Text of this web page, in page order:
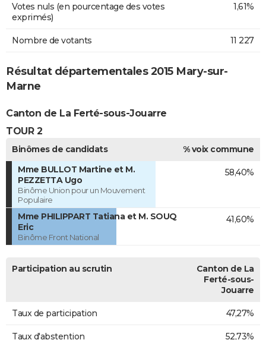
Votes nuls (en pourcentage des votes
exprimés)
1,61%
Nombre de votants 11 227
Résultat départementales 2015 Mary-sur-
Marne
Canton de La Ferté-sous-Jouarre
TOUR 2
Binômes de candidats
% voix commune
Mme BULLOT Martine et M.
PEZZETTA Ugo
Binôme Union pour un Mouvement
Populaire
58,40%
Mme PHILIPPART Tatiana et M. SOUQ
Eric
Binôme Front National
41,60%
Participation au scrutin
Canton de La
Ferté-sous-
Jouarre
Taux de participation 47,27%
Taux d'abstention 52,73%